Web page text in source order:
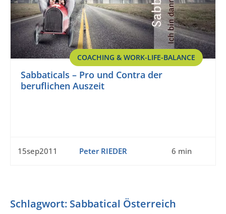
COACHING & WORK-LIFE-BALANCE
Sabbaticals – Pro und Contra der
beruflichen Auszeit
15sep2011 Peter RIEDER 6 min
Schlagwort: Sabbatical Österreich